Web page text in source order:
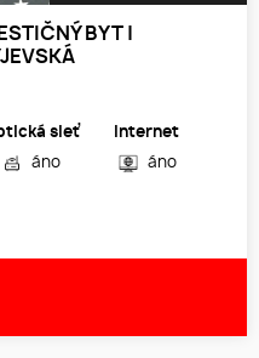
BYT |
sieť
áno
Internet
áno